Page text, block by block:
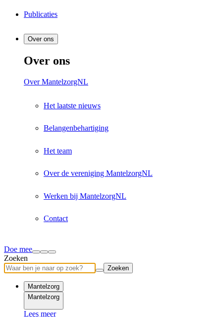
Publicaties
Over ons
Over ons
Over MantelzorgNL
Het laatste nieuws
Belangenbehartiging
Het team
Over de vereniging MantelzorgNL
Werken bij MantelzorgNL
Contact
Doe mee
Zoeken
Zoeken
Mantelzorg
Mantelzorg
Lees meer